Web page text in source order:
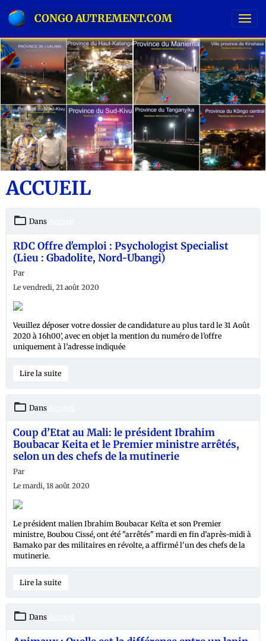
CONGO AUTREMENT.COM
ACCUEIL
Dans
RDC Offre d'emploi : Psychologist Specialist
(Lieu : Gbadolite, Nord-Ubangi)
Par
Le vendredi, 21 août 2020
Veuillez déposer votre dossier de candidature au plus tard le 31 Août
2020 à 16h00’, avec en objet la mention du numéro de l’offre
uniquement à l’adresse indiquée
Lire la suite
Dans
Coup d’Etat au Mali: le président Ibrahim
Boubacar Keita et le Premier ministre arrêtés,
selon un des chefs de la mutinerie
Par
Le mardi, 18 août 2020
Le président malien Ibrahim Boubacar Keïta et son Premier
ministre, Boubou Cissé, ont été "arrêtés" mardi en fin d’après-midi à
Bamako par des militaires en révolte, a affirmé l'un des chefs de la
mutinerie.
Lire la suite
Dans